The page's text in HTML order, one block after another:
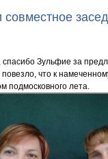
Зульфие за
что к
подмосковного лета.